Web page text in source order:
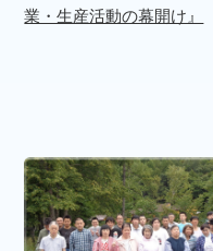
業・生産活動の幕開け』